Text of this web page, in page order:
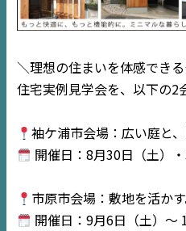
＼理想の住まいを体感でき
住宅実例見学会を、以下の2
袖ケ浦市会場：広い庭と
開催日：8月30日（土）・
市原市会場：敷地を活か
開催日：9月6日（土）～